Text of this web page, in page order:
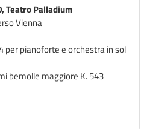
Teatro Palladium
Vienna
per pianoforte e orchestra in sol
bemolle maggiore K. 543